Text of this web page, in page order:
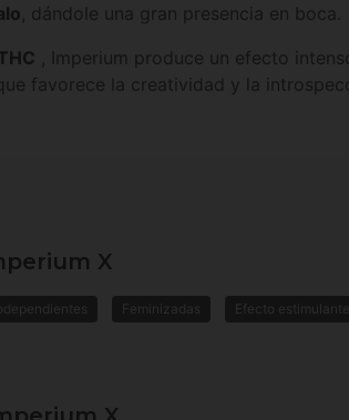
, dándole una gran presencia en boca.
, Imperium produce un efecto
favorece la creatividad y la
X
Feminizadas Efecto estimulante